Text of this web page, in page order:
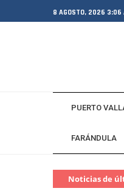
8 AGOSTO, 2026 3:06
PUERTO
FARÁNDULA
Noticias de